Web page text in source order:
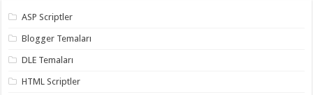
ASP Scriptler
Blogger Temaları
DLE Temaları
HTML Scriptler